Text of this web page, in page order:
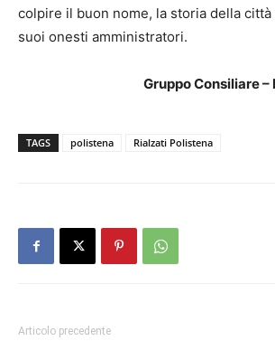
colpire il buon nome, la storia della
suoi onesti amministratori.
Gruppo Consiliare
TAGS polistena Rialzati Polistena
Articolo precedente